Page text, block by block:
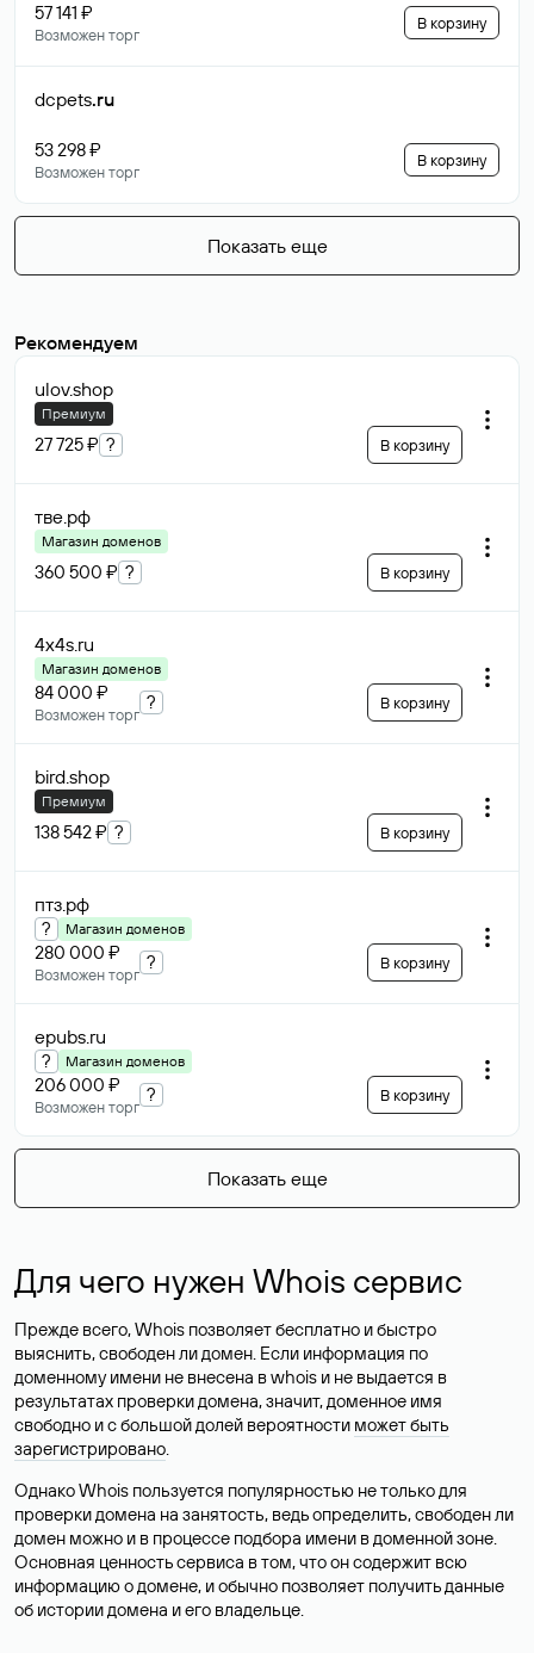
57 141 ₽
Возможен торг
В корзину
dcpets.ru
53 298 ₽
Возможен торг
В корзину
Показать еще
Рекомендуем
ulov.shop
Премиум
27 725 ₽ ? В корзину
тве.рф
Магазин доменов
360 500 ₽ ? В корзину
4x4s.ru
Магазин доменов
84 000 ₽
Возможен торг
? В корзину
bird.shop
Премиум
138 542 ₽ ? В корзину
птз.рф
? Магазин доменов
280 000 ₽
Возможен торг
? В корзину
epubs.ru
? Магазин доменов
206 000 ₽
Возможен торг
? В корзину
Показать еще
Для чего нужен Whois сервис
Прежде всего, Whois позволяет бесплатно и быстро
выяснить, свободен ли домен. Если информация по
доменному имени не внесена в whois и не выдается в
результатах проверки домена, значит, доменное имя
свободно и с большой долей вероятности может быть
зарегистрировано.
Однако Whois пользуется популярностью не только для
проверки домена на занятость, ведь определить, свободен ли
домен можно и в процессе подбора имени в доменной зоне.
Основная ценность сервиса в том, что он содержит всю
информацию о домене, и обычно позволяет получить данные
об истории домена и его владельце.